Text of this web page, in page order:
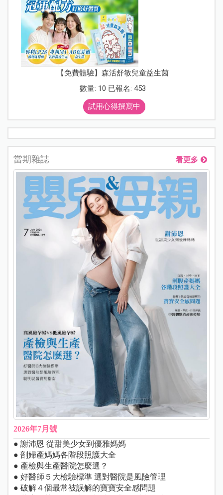
【免費體驗】森活舒敏兒童益生菌
數量: 10 已報名: 453
試用心得撰寫中
當期雜誌 看更多
2026年7月號
● 謝沛恩 從甜美少女到優雅媽媽
● 剖婦產媽媽各階段照護大全
● 產檢與生產醫院怎麼選？
● 好醫師５大檢驗標準 選對醫院是風險管理
● 破解４個最常被誤解的寶寶安全感問題